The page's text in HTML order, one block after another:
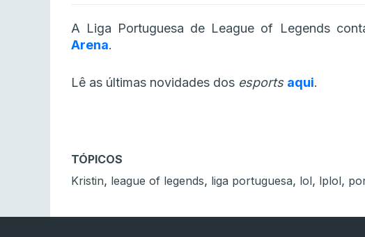
A Liga Portuguesa de League of Legends
Arena.
Lê as últimas novidades dos esports aqui.
TÓPICOS
Kristin, league of legends, liga portuguesa, lol, lplol,